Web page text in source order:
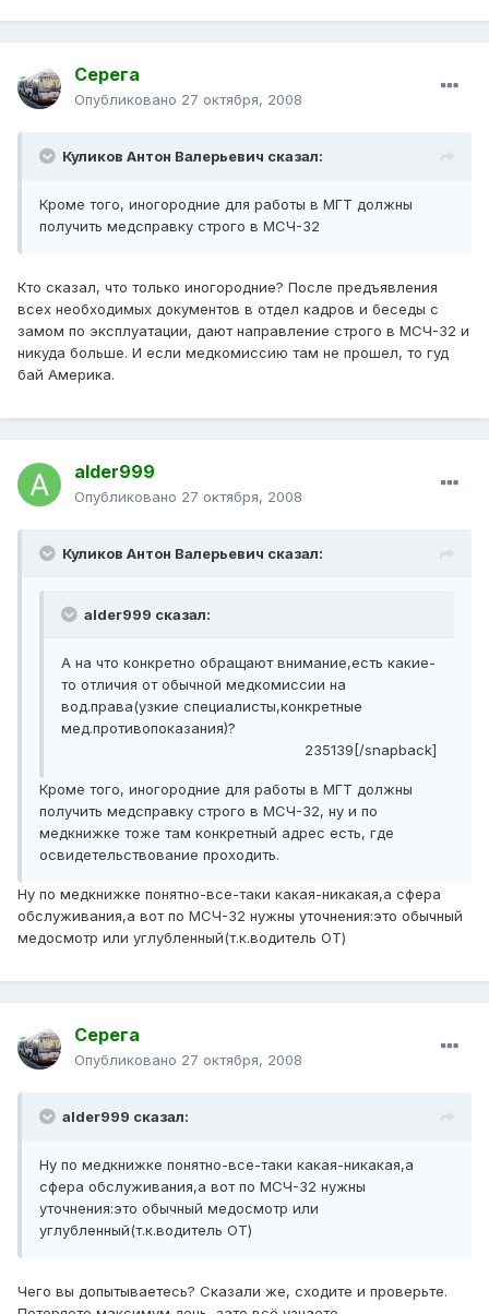
Серега
Опубликовано 27 октября, 2008
Куликов Антон Валерьевич сказал:
Кроме того, иногородние для работы в МГТ должны
получить медсправку строго в МСЧ-32
Кто сказал, что только иногородние? После предъявления
всех необходимых документов в отдел кадров и беседы с
замом по эксплуатации, дают направление строго в МСЧ-32 и
никуда больше. И если медкомиссию там не прошел, то гуд
бай Америка.
alder999
Опубликовано 27 октября, 2008
Куликов Антон Валерьевич сказал:
alder999 сказал:
А на что конкретно обращают внимание,есть какие-
то отличия от обычной медкомиссии на
вод.права(узкие специалисты,конкретные
мед.противопоказания)?
235139[/snapback]
Кроме того, иногородние для работы в МГТ должны
получить медсправку строго в МСЧ-32, ну и по
медкнижке тоже там конкретный адрес есть, где
освидетельствование проходить.
Ну по медкнижке понятно-все-таки какая-никакая,а сфера
обслуживания,а вот по МСЧ-32 нужны уточнения:это обычный
медосмотр или углубленный(т.к.водитель ОТ)
Серега
Опубликовано 27 октября, 2008
alder999 сказал:
Ну по медкнижке понятно-все-таки какая-никакая,а
сфера обслуживания,а вот по МСЧ-32 нужны
уточнения:это обычный медосмотр или
углубленный(т.к.водитель ОТ)
Чего вы допытываетесь? Сказали же, сходите и проверьте.